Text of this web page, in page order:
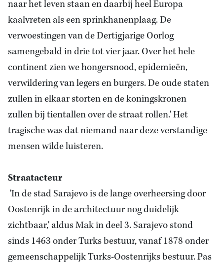
naar het leven staan en daarbij heel Europa
kaalvreten als een sprinkhanenplaag. De
verwoestingen van de Dertigjarige Oorlog
samengebald in drie tot vier jaar. Over het hele
continent zien we hongersnood, epidemieën,
verwildering van legers en burgers. De oude staten
zullen in elkaar storten en de koningskronen
zullen bij tientallen over de straat rollen.' Het
tragische was dat niemand naar deze verstandige
mensen wilde luisteren.
Straatacteur
'In de stad Sarajevo is de lange overheersing door
Oostenrijk in de architectuur nog duidelijk
zichtbaar,' aldus Mak in deel 3. Sarajevo stond
sinds 1463 onder Turks bestuur, vanaf 1878 onder
gemeenschappelijk Turks-Oostenrijks bestuur. Pas